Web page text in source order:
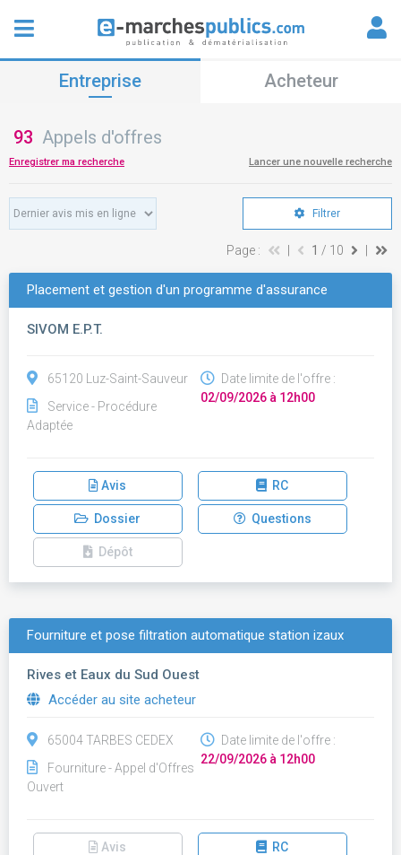
Entreprise Acheteur
93 Appels d'offres
Enregistrer ma recherche Lancer une nouvelle recherche
Filtrer
Page : 1 / 10
Placement et gestion d'un programme d'assurance
SIVOM E.P.T.
65120 Luz-Saint-Sauveur
Service - Procédure
Adaptée
Date limite de l'offre :
02/09/2026 à 12h00
Avis RC
Dossier Questions
Dépôt
Fourniture et pose filtration automatique station izaux
Rives et Eaux du Sud Ouest
Accéder au site acheteur
65004 TARBES CEDEX
Fourniture - Appel d'Offres
Ouvert
Date limite de l'offre :
22/09/2026 à 12h00
Avis RC